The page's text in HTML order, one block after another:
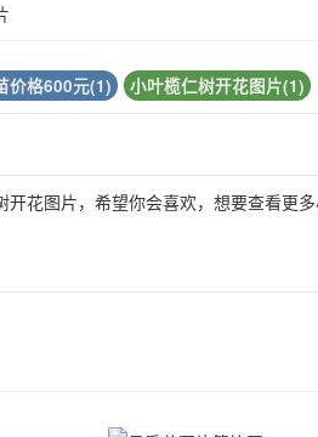
价格600元(1) 小叶榄仁树开花图片(1)
开花图片，希望你会喜欢，想要查看更